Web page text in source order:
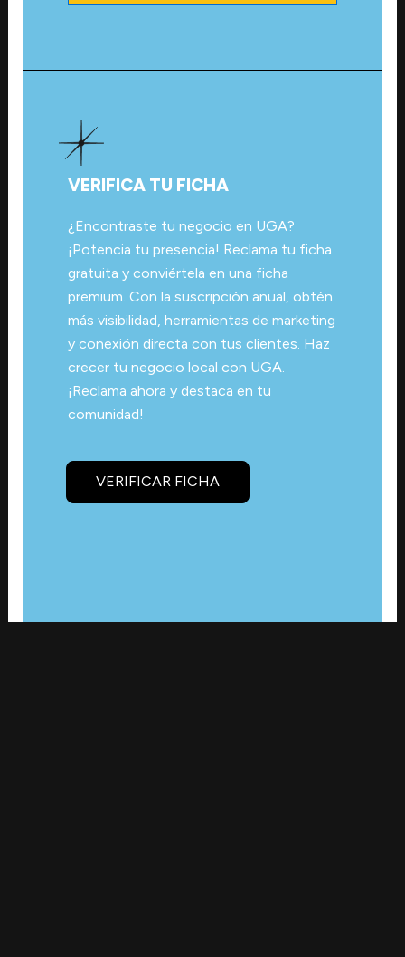
VERIFICA TU FICHA
¿Encontraste tu negocio en UGA?
¡Potencia tu presencia! Reclama tu ficha
gratuita y conviértela en una ficha
premium. Con la suscripción anual, obtén
más visibilidad, herramientas de marketing
y conexión directa con tus clientes. Haz
crecer tu negocio local con UGA.
¡Reclama ahora y destaca en tu
comunidad!
VERIFICAR FICHA